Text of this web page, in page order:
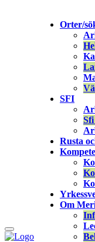
Fronter
Registrera CV
Orter/
SFI
Rusta
Om
Gabriela Mas |22